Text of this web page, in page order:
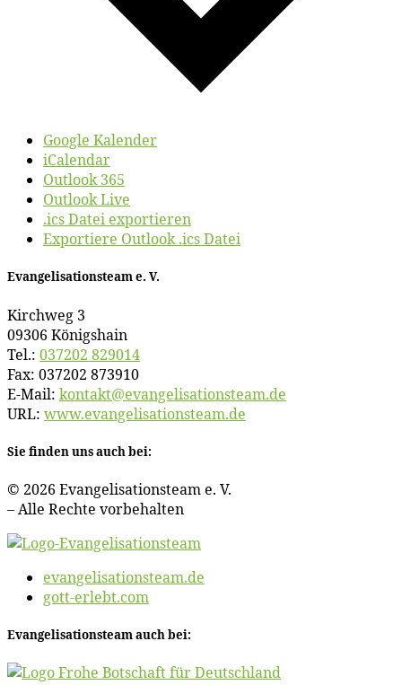
Google Kalender
iCalendar
Outlook 365
Outlook Live
.ics Datei exportieren
Exportiere Outlook .ics Datei
Evan­ge­li­sa­ti­ons­team e. V.
Kirch­weg 3
09306 Königshain
Tel.: 037202 829014
Fax: 037202 873910
E‑Mail: kontakt@​evangelisationsteam.​de
URL: www​.evan​ge​li​sa​ti​ons​team​.de
Sie fin­den uns auch bei:
© 2026 Evan­ge­li­sa­ti­ons­team e. V.
– Al­le Rech­te vorbehalten
evangelisationsteam.de
gott-erlebt.com
Evan­ge­li­sa­ti­ons­team auch bei: